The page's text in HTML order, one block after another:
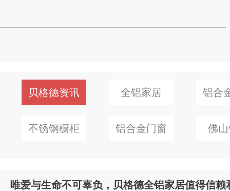
贝格德资讯 全铝家居 铝合
不锈钢橱柜 铝合金门窗 佛
唯爱与生命不可辜负，贝格德全铝家居值得信赖